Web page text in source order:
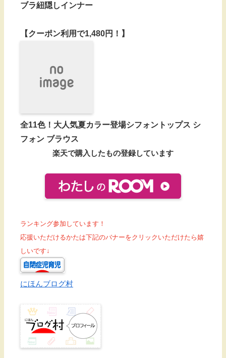
ブラ紐隠しインナー
【クーポン利用で1,480円！】
全11色！大人気夏カラー登場シフォントップス シ
フォン ブラウス
楽天で購入したもの登録しています
ランキング参加しています！
応援いただけるかたは下記のバナーをクリックいただけたら嬉
しいです↓
にほんブログ村